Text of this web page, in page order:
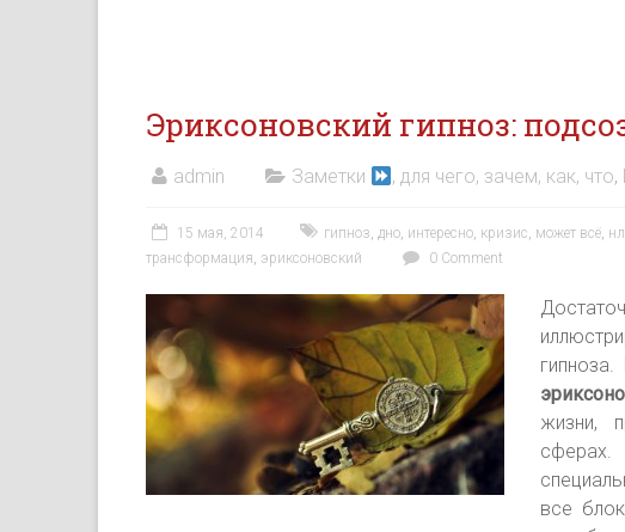
Эриксоновский гипноз:
admin Заметки , для чего, зачем, как, что,
15 мая, 2014 гипноз, дно, интересно, кризис, может всё,
трансформация, эриксоновский 0 Comment
жизни,
сферах.
все